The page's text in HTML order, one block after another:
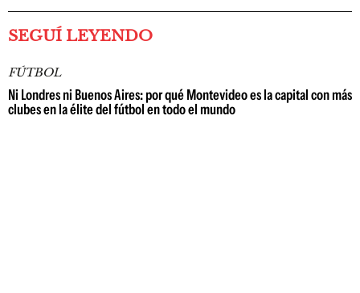
SEGUÍ LEYENDO
FÚTBOL
Ni Londres ni Buenos Aires: por qué Montevideo es la capital con más
clubes en la élite del fútbol en todo el mundo